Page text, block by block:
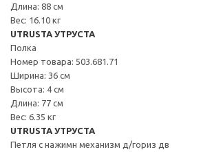
Длина: 88 см
Вес: 16.10 кг
UTRUSTA УТРУСТА
Полка
Номер товара: 503.681.71
Ширина: 36 см
Высота: 4 см
Длина: 77 см
Вес: 6.35 кг
UTRUSTA УТРУСТА
Петля с нажимн механизм д/гориз дв